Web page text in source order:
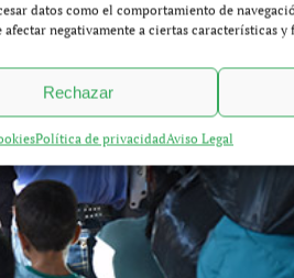
datos como el comportamiento de
negativamente a ciertas características y
Rechazar
Política de privacidadAviso Legal